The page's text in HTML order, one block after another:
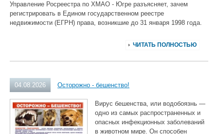
Управление Росреестра по ХМАО - Югре разъясняет, зачем
регистрировать в Едином государственном реестре
недвижимости (ЕГРН) права, возникшие до 31 января 1998 года.
ЧИТАТЬ ПОЛНОСТЬЮ
04.08.2026 Осторожно - бешенство!
Вирус бешенства, или водобоязнь —
одно из самых распространенных и
опасных инфекционных заболеваний
в животном мире. Он способен